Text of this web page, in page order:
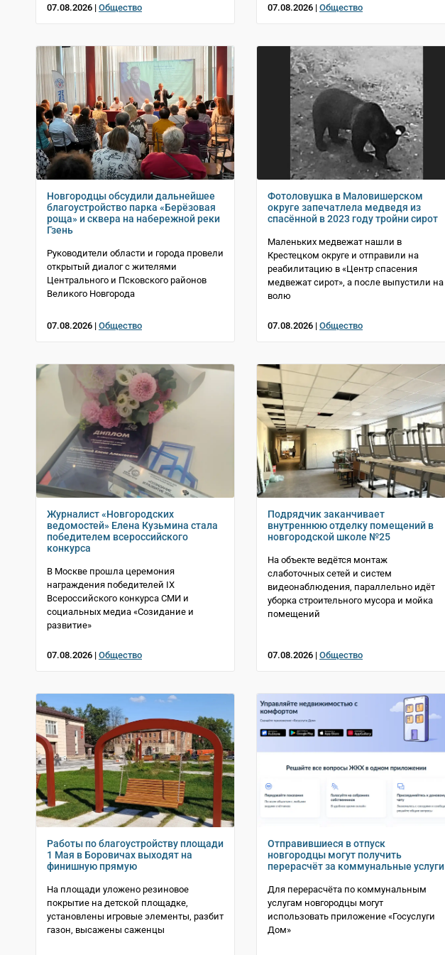
07.08.2026 | Общество 07.08.2026 | Общество
Новгородцы обсудили дальнейшее
благоустройство парка «Берёзовая
роща» и сквера на набережной реки
Гзень
Руководители области и города провели
открытый диалог с жителями
Центрального и Псковского районов
Великого Новгорода
07.08.2026 | Общество
Фотоловушка в Маловишерском
округе запечатлела медведя из
спасённой в 2023 году тройни сирот
Маленьких медвежат нашли в
Крестецком округе и отправили на
реабилитацию в «Центр спасения
медвежат сирот», а после выпустили на
волю
07.08.2026 | Общество
Журналист «Новгородских
ведомостей» Елена Кузьмина стала
победителем всероссийского
конкурса
В Москве прошла церемония
награждения победителей IX
Всероссийского конкурса СМИ и
социальных медиа «Созидание и
развитие»
07.08.2026 | Общество
Подрядчик заканчивает
внутреннюю отделку помещений в
новгородской школе №25
На объекте ведётся монтаж
слаботочных сетей и систем
видеонаблюдения, параллельно идёт
уборка строительного мусора и мойка
помещений
07.08.2026 | Общество
Работы по благоустройству площади
1 Мая в Боровичах выходят на
финишную прямую
На площади уложено резиновое
покрытие на детской площадке,
установлены игровые элементы, разбит
газон, высажены саженцы
Отправившиеся в отпуск
новгородцы могут получить
перерасчёт за коммунальные услуги
Для перерасчёта по коммунальным
услугам новгородцы могут
использовать приложение «Госуслуги
Дом»